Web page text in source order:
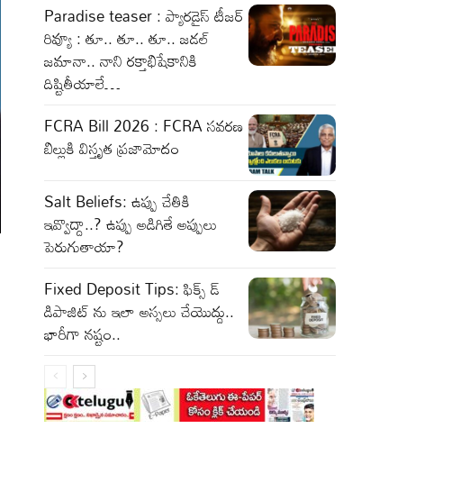
Paradise teaser : ప్యారడైస్ టీజర్
రివ్యూ : తూ.. తూ.. తూ.. జడల్
జమానా.. నాని రక్తాభిషేకానికి
దిష్టితీయాలే…
FCRA Bill 2026 : FCRA సవరణ
బిల్లుకి విస్తృత ప్రజామోదం
Salt Beliefs: ఉప్పు చేతికి
ఇవ్వొద్దా..? ఉప్పు అడిగితే అప్పులు
పెరుగుతాయా?
Fixed Deposit Tips: ఫిక్స్ డ్
డిపాజిట్ ను ఇలా అస్సలు చేయొద్దు..
భారీగా నష్టం..